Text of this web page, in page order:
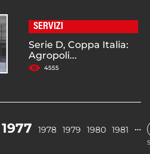
SERVIZI
Serie D, Coppa Italia:
Agropoli...
4555
1977 1978 1979 1980 1981 …